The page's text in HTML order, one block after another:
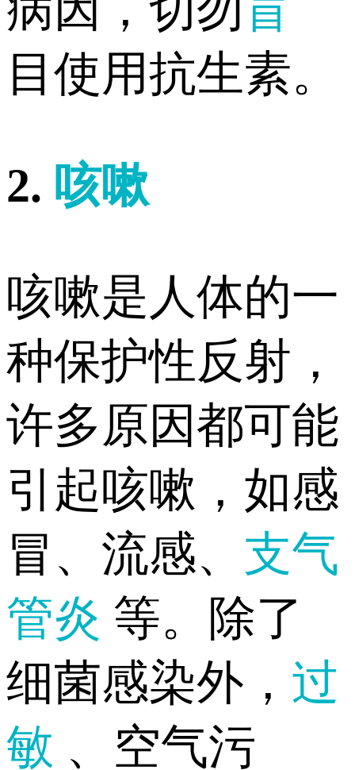
目使用抗生素。
2. 咳嗽
咳嗽是人体的一
种保护性反射，
许多原因都可能
引起咳嗽，如感
冒、流感、 支气
管炎 等。除了
细菌感染外， 过
敏 、空气污